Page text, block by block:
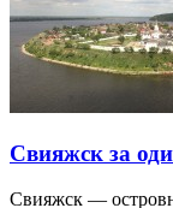
Свияжск за
Свияжск —